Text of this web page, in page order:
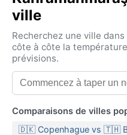
ville
Recherchez une ville
côte à côte la
prévisions.
Comparaisons de villes
🇩🇰 Copenhague vs 🇹🇭